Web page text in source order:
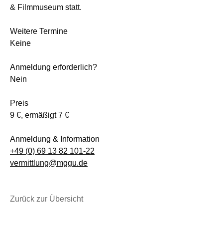
& Filmmuseum statt.
Weitere Termine
Keine
Anmeldung erforderlich?
Nein
Preis
9 €, ermäßigt 7 €
Anmeldung & Information
+49 (0) 69 13 82 101-22
vermittlung@mggu.de
Zurück zur Übersicht